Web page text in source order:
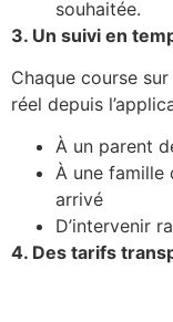
souhaitée.
3. Un suivi en
Chaque course
réel depuis
À un parent
À une famille
arrivé
D’intervenir
4. Des tarifs